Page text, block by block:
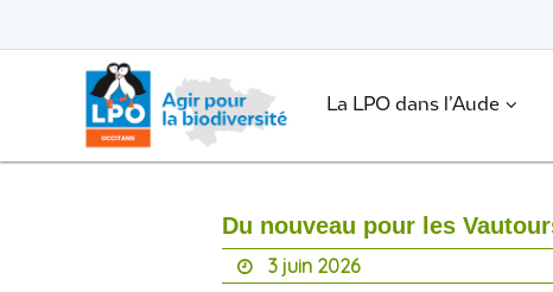
le
. La LPO dans l’Aude
Du nouveau pour les
3 juin 2026